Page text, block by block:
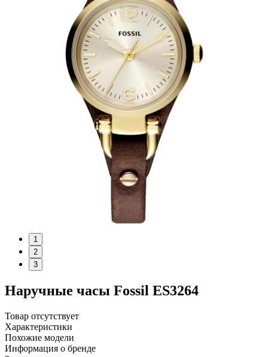
1
2
3
Наручные часы Fossil ES3264
Товар отсутствует
Характеристики
Похожие модели
Информация о бренде